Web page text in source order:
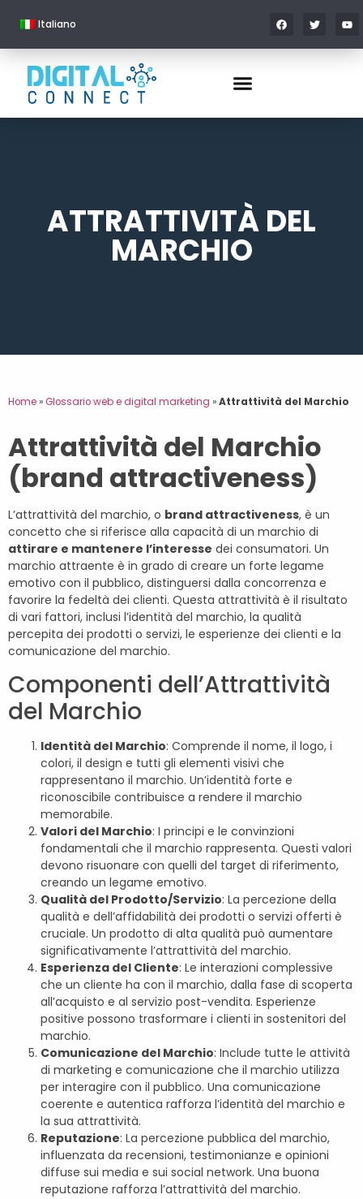
Italiano
ATTRATTIVITÀ DEL
MARCHIO
Home»Glossario web e digital marketing »Attrattività del Marchio
Attrattività del Marchio
(brand attractiveness)
L’attrattività del marchio, o brand attractiveness, è un
concetto che si riferisce alla capacità di un marchio di
attirare e mantenere l’interesse dei consumatori. Un
marchio attraente è in grado di creare un forte legame
emotivo con il pubblico, distinguersi dalla concorrenza e
favorire la fedeltà dei clienti. Questa attrattività è il risultato
di vari fattori, inclusi l’identità del marchio, la qualità
percepita dei prodotti o servizi, le esperienze dei clienti e la
comunicazione del marchio.
Componenti dell’Attrattività
del Marchio
Identità del Marchio: Comprende il nome, il logo, i
colori, il design e tutti gli elementi visivi che
rappresentano il marchio. Un’identità forte e
riconoscibile contribuisce a rendere il marchio
memorabile.
Valori del Marchio: I principi e le convinzioni
fondamentali che il marchio rappresenta. Questi valori
devono risuonare con quelli del target di riferimento,
creando un legame emotivo.
Qualità del Prodotto/Servizio: La percezione della
qualità e dell’affidabilità dei prodotti o servizi offerti è
cruciale. Un prodotto di alta qualità può aumentare
significativamente l’attrattività del marchio.
Esperienza del Cliente: Le interazioni complessive
che un cliente ha con il marchio, dalla fase di scoperta
all’acquisto e al servizio post-vendita. Esperienze
positive possono trasformare i clienti in sostenitori del
marchio.
Comunicazione del Marchio: Include tutte le attività
di marketing e comunicazione che il marchio utilizza
per interagire con il pubblico. Una comunicazione
coerente e autentica rafforza l’identità del marchio e
la sua attrattività.
Reputazione: La percezione pubblica del marchio,
influenzata da recensioni, testimonianze e opinioni
diffuse sui media e sui social network. Una buona
reputazione rafforza l’attrattività del marchio.